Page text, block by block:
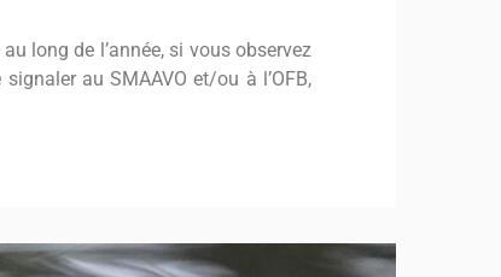
long de l’année, si vous observez
au SMAAVO et/ou à l’OFB,